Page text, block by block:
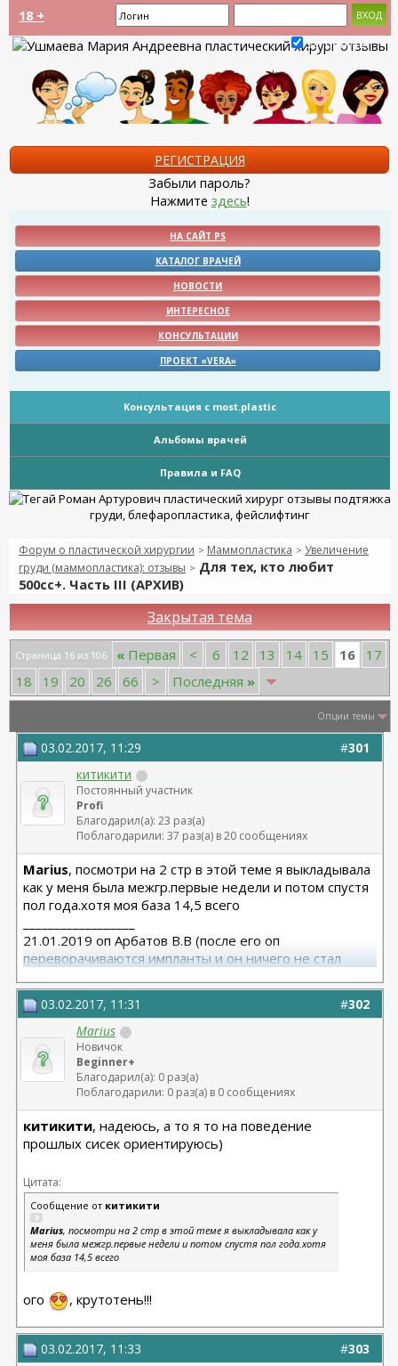
18 +
Запомнить?
РЕГИСТРАЦИЯ
Забыли пароль?
Нажмите здесь!
НА САЙТ PS
КАТАЛОГ ВРАЧЕЙ
НОВОСТИ
ИНТЕРЕСНОЕ
КОНСУЛЬТАЦИИ
ПРОЕКТ «VERA»
Консультация с most.plastic
Альбомы врачей
Правила и FAQ
Форум о пластической хирургии > Маммопластика > Увеличение
груди (маммопластика): отзывы > Для тех, кто любит
500сс+. Часть III (АРХИВ)
Закрытая тема
Страница 16 из 106 « Первая < 6 12 13 14 15 16
17
18
19 20 26 66 > Последняя »
Опции темы
#301
03.02.2017, 11:29
китикити
Постоянный участник
Profi
Благодарил(а): 23 раз(а)
Поблагодарили: 37 раз(а) в 20 сообщениях
Marius, посмотри на 2 стр в этой теме я выкладывала
как у меня была межгр.первые недели и потом спустя
пол года.хотя моя база 14,5 всего
21.01.2019 оп Арбатов В.В (после его оп
переворачиваются импланты и он ничего не стал
#302
03.02.2017, 11:31
Marius
Новичок
Beginner+
Благодарил(а): 0 раз(а)
Поблагодарили: 0 раз(а) в 0 сообщениях
китикити, надеюсь, а то я то на поведение
прошлых сисек ориентируюсь)
Цитата:
Сообщение от китикити
Marius, посмотри на 2 стр в этой теме я выкладывала как у
меня была межгр.первые недели и потом спустя пол года.хотя
моя база 14,5 всего
ого , крутотень!!!
#303
03.02.2017, 11:33